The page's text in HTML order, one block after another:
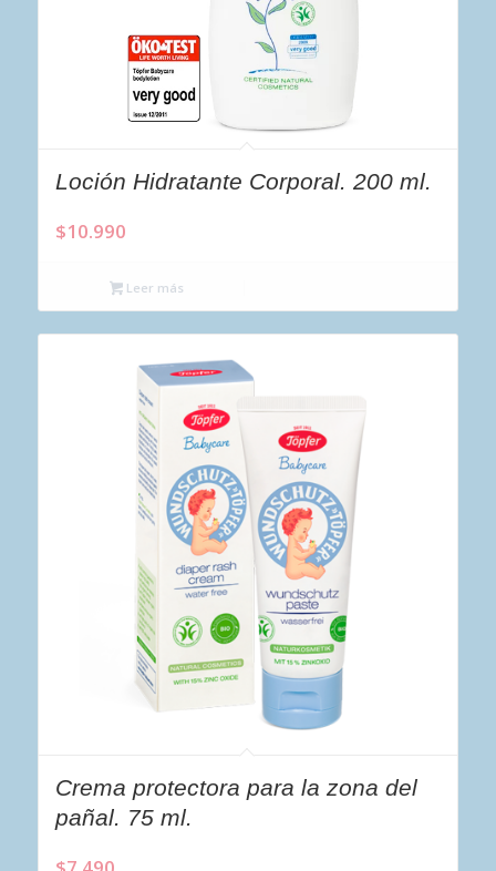
Loción Hidratante Corporal. 200 ml.
$10.990
Leer más
Crema protectora para la zona del
pañal. 75 ml.